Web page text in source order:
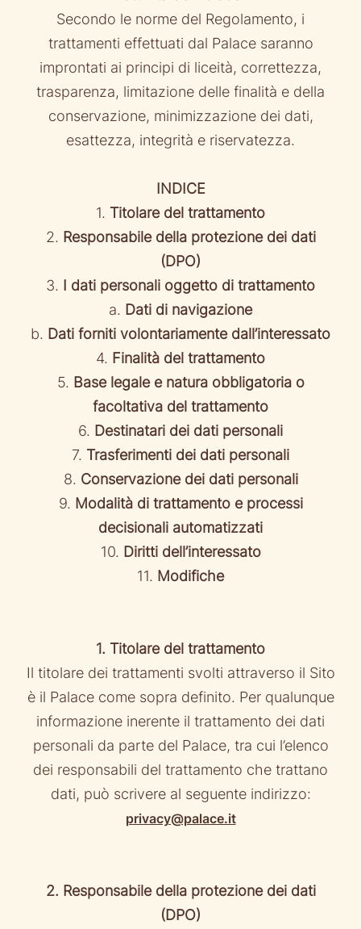
Secondo le norme del Regolamento, i
trattamenti effettuati dal Palace saranno
improntati ai principi di liceità, correttezza,
trasparenza, limitazione delle finalità e della
conservazione, minimizzazione dei dati,
esattezza, integrità e riservatezza.
INDICE
1.
Titolare del trattamento
2. Responsabile della protezione dei dati
(DPO)
3.
I dati personali oggetto di trattamento
a. Dati di navigazione
b. Dati forniti volontariamente dall’interessato
4. Finalità del trattamento
5. Base legale e natura obbligatoria o
facoltativa del trattamento
6. Destinatari dei dati personali
7.
Trasferimenti dei dati personali
8. Conservazione dei dati personali
9. Modalità di trattamento e processi
decisionali automatizzati
10. Diritti dell’interessato
11. Modifiche
1. Titolare del trattamento
Il titolare dei trattamenti svolti attraverso il Sito
è il Palace come sopra definito. Per qualunque
informazione inerente il trattamento dei dati
personali da parte del Palace, tra cui l’elenco
dei responsabili del trattamento che trattano
dati, può scrivere al seguente indirizzo:
privacy@palace.it
2. Responsabile della protezione dei dati
(DPO)